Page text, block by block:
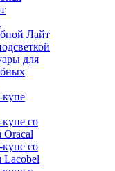
Лайт
для
со
Oracal
со
Lacobel